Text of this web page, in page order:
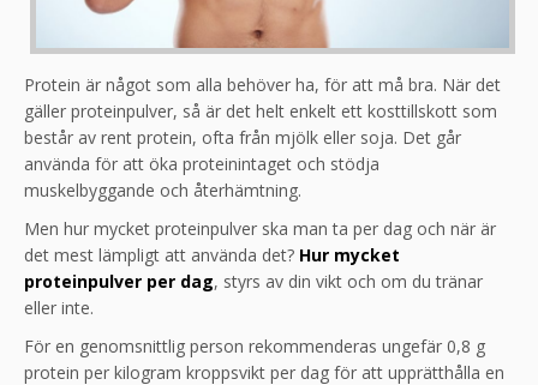
Protein är något som alla behöver ha, för att må bra. När det
gäller proteinpulver, så är det helt enkelt ett kosttillskott som
består av rent protein, ofta från mjölk eller soja. Det går
använda för att öka proteinintaget och stödja
muskelbyggande och återhämtning.
Men hur mycket proteinpulver ska man ta per dag och när är
det mest lämpligt att använda det? Hur mycket
proteinpulver per dag, styrs av din vikt och om du tränar
eller inte.
För en genomsnittlig person rekommenderas ungefär 0,8 g
protein per kilogram kroppsvikt per dag för att upprätthålla en